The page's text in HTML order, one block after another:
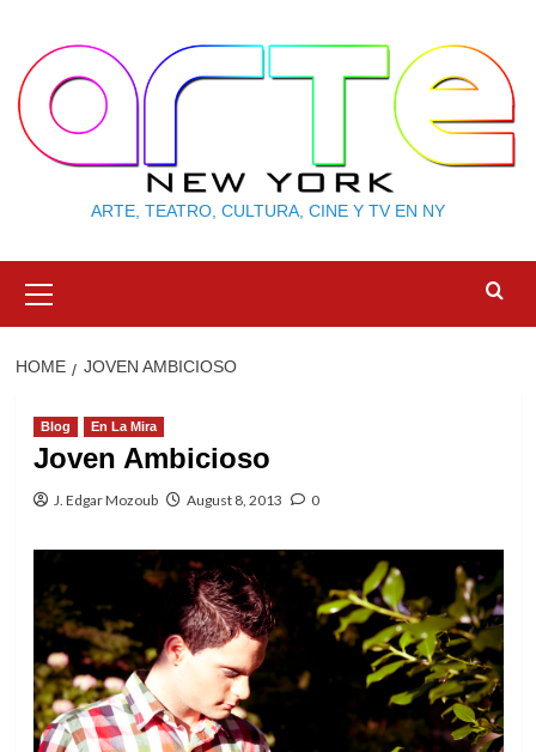
content
ARTE, TEATRO, CULTURA, CINE Y TV EN NY
Menu
HOME JOVEN AMBICIOSO
Blog En La Mira
Joven Ambicioso
J. Edgar Mozoub August 8, 2013 0